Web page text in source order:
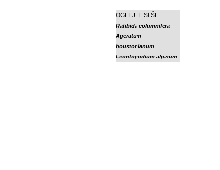
OGLEJTE SI ŠE:
Ratibida columnifera
Ageratum
houstonianum
Leontopodium alpinum